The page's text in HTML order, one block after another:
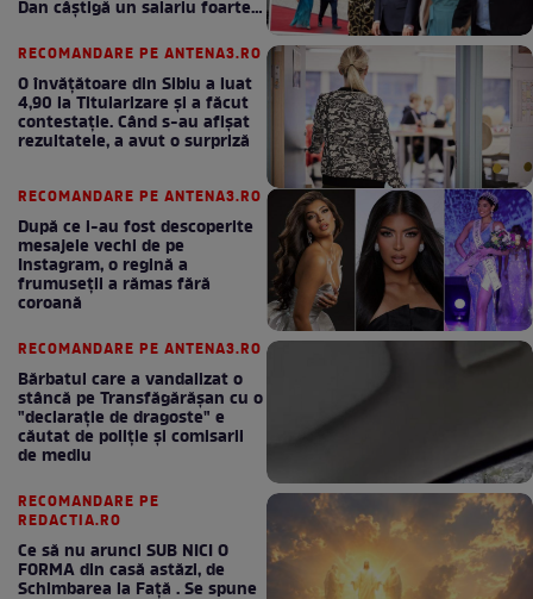
Dan câștigă un salariu foarte
RECOMANDARE PE ANTENA3.RO
O învățătoare din Sibiu a luat
4,90 la Titularizare și a făcut
contestație. Când s-au afișat
rezultatele, a avut o surpriză
RECOMANDARE PE ANTENA3.RO
După ce i-au fost descoperite
mesajele vechi de pe
Instagram, o regină a
frumuseții a rămas fără
coroană
RECOMANDARE PE ANTENA3.RO
Bărbatul care a vandalizat o
stâncă pe Transfăgărășan cu o
"declaraţie de dragoste" e
căutat de poliție și comisarii
de mediu
RECOMANDARE PE
REDACTIA.RO
Ce să nu arunci SUB NICI O
FORMA din casă astăzi, de
Schimbarea la Față . Se spune